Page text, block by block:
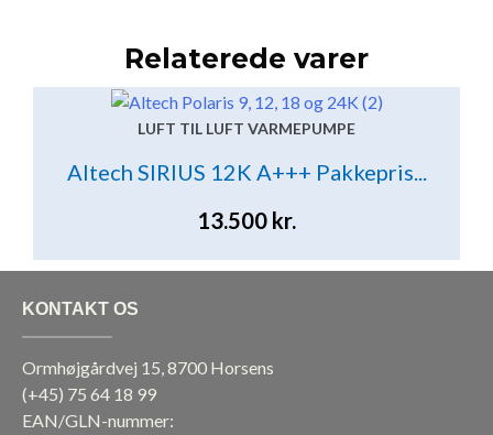
Relaterede varer
LUFT TIL LUFT VARMEPUMPE
Altech SIRIUS 12K A+++ Pakkepris...
13.500 kr.
KONTAKT OS
Ormhøjgårdvej 15, 8700 Horsens
(+45) 75 64 18 99
EAN/GLN-nummer: